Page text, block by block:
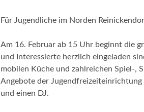
Für Jugendliche im Norden
Am 16. Februar ab 15 Uhr beginnt die
und Interessierte herzlich eingeladen
mobilen Küche und zahlreichen Spiel-,
Angebote der
und einen DJ.